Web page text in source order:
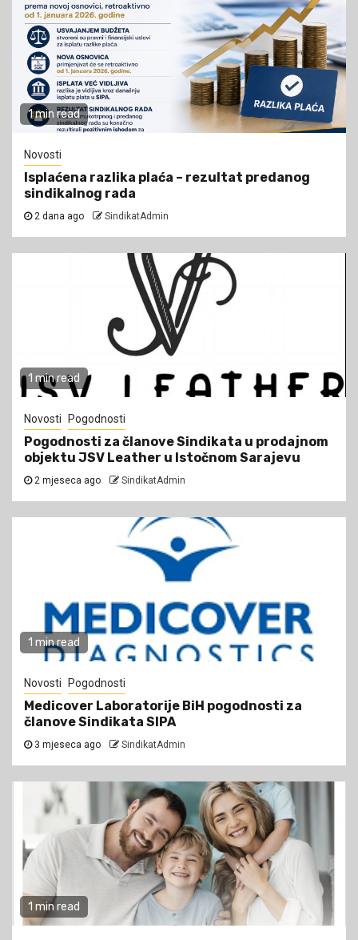
1 min read
Novosti
Isplaćena razlika plaća – rezultat predanog
sindikalnog rada
2 dana ago SindikatAdmin
1 min read
Novosti Pogodnosti
Pogodnosti za članove Sindikata u prodajnom
objektu JSV Leather u Istočnom Sarajevu
2 mjeseca ago SindikatAdmin
1 min read
Novosti Pogodnosti
Medicover Laboratorije BiH pogodnosti za
članove Sindikata SIPA
3 mjeseca ago SindikatAdmin
1 min read